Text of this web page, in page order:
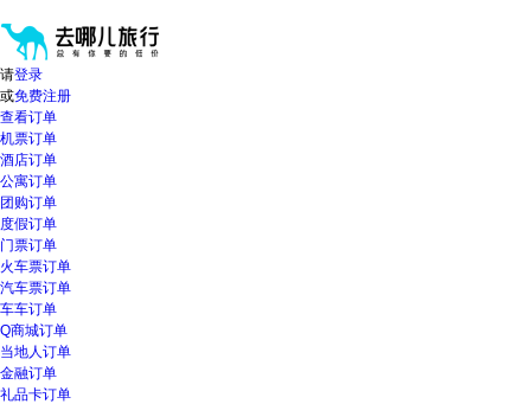
按
shift+enter
进
入
去
哪
网
智
能
导
盲
语
音
引
导
模
式
示:
已
进
入
网
站
导
航
区,
本
区
域
含
有
6
个
模
请登录
或免费注册
查看订单
机票订单
酒店订单
公寓订单
团购订单
度假订单
门票订单
火车票订单
汽车票订单
车车订单
Q商城订单
当地人订单
金融订单
礼品卡订单